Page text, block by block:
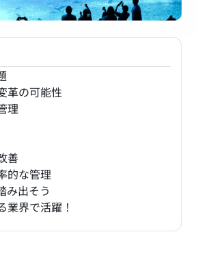
革の可能性
理
善
的な管理
み出そう
業界で活躍！